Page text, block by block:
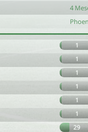
4
1
1
1
1
1
1
29